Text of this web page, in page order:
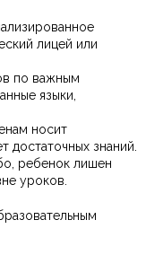
лицей или
по важным
языки,
носит
достаточных знаний.
ребенок лишен
уроков.